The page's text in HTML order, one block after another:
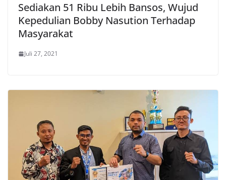
Sediakan 51 Ribu Lebih Bansos, Wujud
Kepedulian Bobby Nasution Terhadap
Masyarakat
Juli 27, 2021